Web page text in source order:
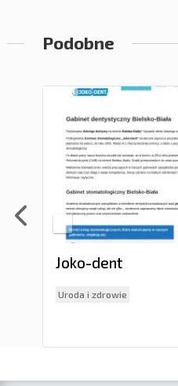
Podobne
Joko-dent
Uroda i zdrowie